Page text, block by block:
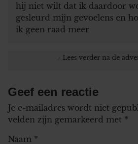
hij niet wilt dat ik daardoor
gesleurd mijn gevoelens en
ik geen raad meer
Geef een reactie
Je e-mailadres wordt niet
velden zijn gemarkeerd met *
Naam *